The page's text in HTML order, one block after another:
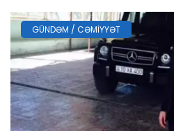
GÜNDƏM / CƏMIYYƏT